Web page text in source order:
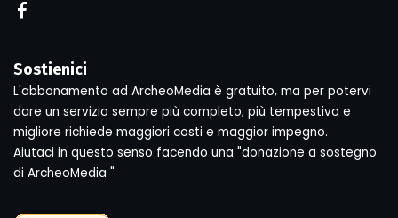
Sostienici
L'abbonamento ad ArcheoMedia è gratuito, ma per potervi
dare un servizio sempre più completo, più tempestivo e
migliore richiede maggiori costi e maggior impegno.
Aiutaci in questo senso facendo una "donazione a sostegno
di ArcheoMedia "